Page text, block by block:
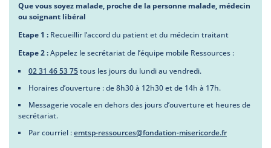
Que vous soyez malade, proche de la personne malade, médecin
ou soignant libéral
Etape 1 : Recueillir l’accord du patient et du médecin traitant
Etape 2 :Appelez le secrétariat de l’équipe mobile Ressources :
02 31 46 53 75tous les jours du lundi au vendredi.
Horaires d’ouverture : de 8h30 à 12h30 et de 14h à 17h.
Messagerie vocale en dehors des jours d’ouverture et heures de
secrétariat.
Par courriel :emtsp-ressources@fondation-misericorde.fr